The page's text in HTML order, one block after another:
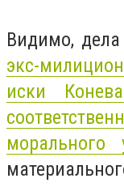
Видимо,
экс-
иски
морального